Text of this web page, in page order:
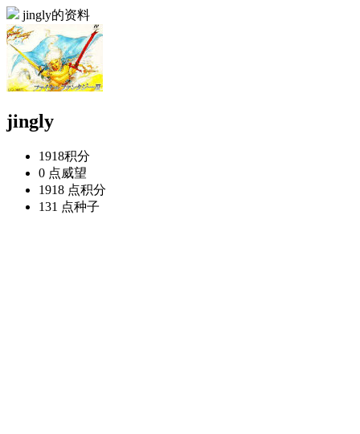
jingly的资料
jingly
1918积分
0 点威望
1918 点积分
131 点种子